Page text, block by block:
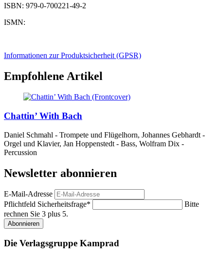
ISBN: 979-0-700221-49-2
ISMN:
Informationen zur Produktsicherheit (GPSR)
Empfohlene Artikel
Chattin’ With Bach
Daniel Schmahl - Trompete und Flügelhorn, Johannes Gebhardt -
Orgel und Klavier, Jan Hoppenstedt - Bass, Wolfram Dix -
Percussion
Newsletter abonnieren
E-Mail-Adresse
Pflichtfeld Sicherheitsfrage*
Bitte
rechnen Sie 3 plus 5.
Abonnieren
Die Verlagsgruppe Kamprad